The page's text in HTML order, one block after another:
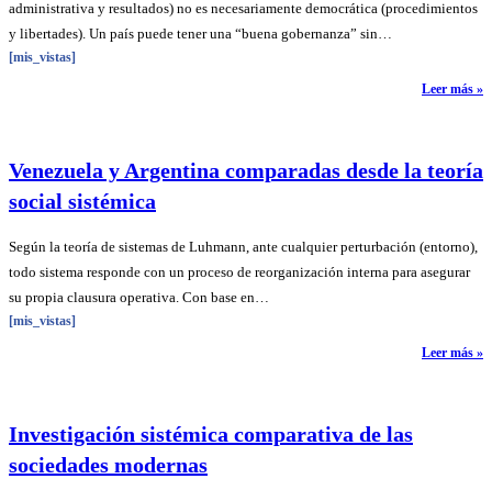
administrativa y resultados) no es necesariamente democrática (procedimientos
y libertades). Un país puede tener una “buena gobernanza” sin…
[mis_vistas]
Leer más »
Venezuela y Argentina comparadas desde la teoría
social sistémica
Según la teoría de sistemas de Luhmann, ante cualquier perturbación (entorno),
todo sistema responde con un proceso de reorganización interna para asegurar
su propia clausura operativa. Con base en…
[mis_vistas]
Leer más »
Investigación sistémica comparativa de las
sociedades modernas